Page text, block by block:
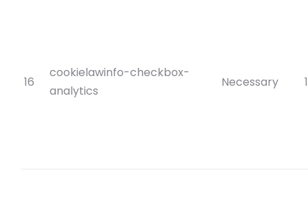
16
cookielawinfo-checkbox-
analytics
Necessary